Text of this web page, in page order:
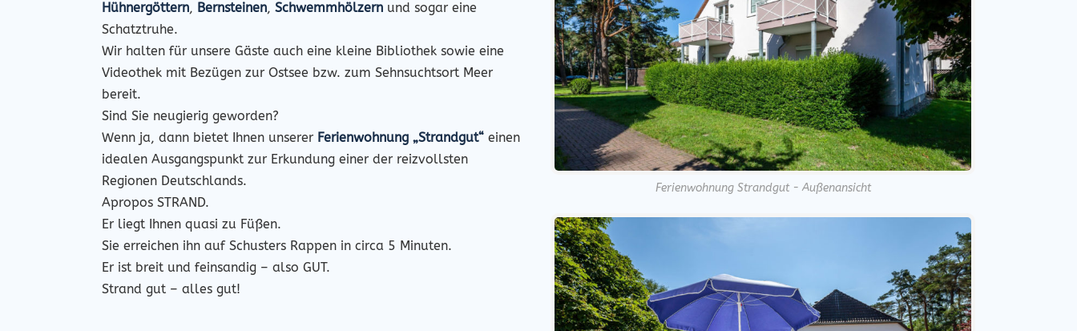
Hühnergöttern, Bernsteinen, Schwemmhölzern und sogar eine
Schatztruhe.
Wir halten für unsere Gäste auch eine kleine Bibliothek sowie eine
Videothek mit Bezügen zur Ostsee bzw. zum Sehnsuchtsort Meer
bereit.
Sind Sie neugierig geworden?
Wenn ja, dann bietet Ihnen unserer Ferienwohnung „Strandgut“ einen
idealen Ausgangspunkt zur Erkundung einer der reizvollsten
Regionen Deutschlands.
Apropos STRAND.
Er liegt Ihnen quasi zu Füßen.
Sie erreichen ihn auf Schusters Rappen in circa 5 Minuten.
Er ist breit und feinsandig – also GUT.
Strand gut – alles gut!
Ferienwohnung Strandgut - Außenansicht